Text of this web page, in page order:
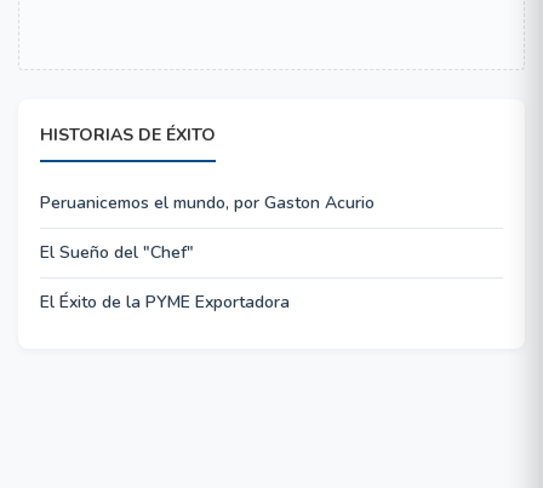
HISTORIAS DE ÉXITO
Peruanicemos el mundo, por Gaston Acurio
El Sueño del "Chef"
El Éxito de la PYME Exportadora